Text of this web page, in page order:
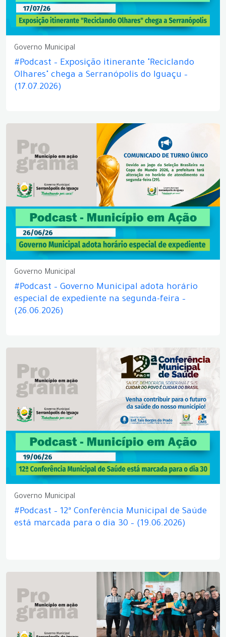
Governo Municipal
#Podcast – Exposição itinerante "Reciclando
Olhares" chega a Serranópolis do Iguaçu –
(17.07.2026)
Governo Municipal
#Podcast – Governo Municipal adota horário
especial de expediente na segunda-feira –
(26.06.2026)
Governo Municipal
#Podcast – 12ª Conferência Municipal de Saúde
está marcada para o dia 30 – (19.06.2026)